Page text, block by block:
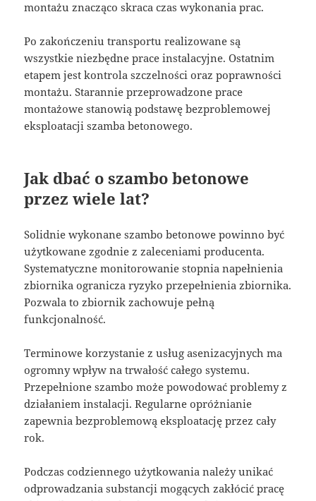
montażu znacząco skraca czas wykonania prac.
Po zakończeniu transportu realizowane są
wszystkie niezbędne prace instalacyjne. Ostatnim
etapem jest kontrola szczelności oraz poprawności
montażu. Starannie przeprowadzone prace
montażowe stanowią podstawę bezproblemowej
eksploatacji szamba betonowego.
Jak dbać o szambo betonowe
przez wiele lat?
Solidnie wykonane szambo betonowe powinno być
użytkowane zgodnie z zaleceniami producenta.
Systematyczne monitorowanie stopnia napełnienia
zbiornika ogranicza ryzyko przepełnienia zbiornika.
Pozwala to zbiornik zachowuje pełną
funkcjonalność.
Terminowe korzystanie z usług asenizacyjnych ma
ogromny wpływ na trwałość całego systemu.
Przepełnione szambo może powodować problemy z
działaniem instalacji. Regularne opróżnianie
zapewnia bezproblemową eksploatację przez cały
rok.
Podczas codziennego użytkowania należy unikać
odprowadzania substancji mogących zakłócić pracę